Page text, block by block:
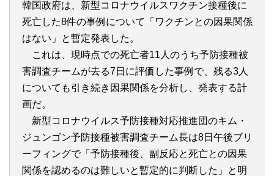
韓国政府は、新型コロナウイルスワクチン接種後に
死亡した8件の事例について「ワクチンとの因果関係
はない」と暫定発表した。
これは、現時点での死亡者11人のうち予防接種被
害調査チームが去る7日に評価した事例で、残る3人
についても引き続き因果関係を分析し、発表する計
画だ。
新型コロナウイルス予防接種対応推進団のキム・
ジュンゴン予防接種被害調査チーム長は8日午後ブリ
ーフィングで「予防接種後、副反応と死亡との因果
関係を認めるのは難しいと暫定的に判断した」と明